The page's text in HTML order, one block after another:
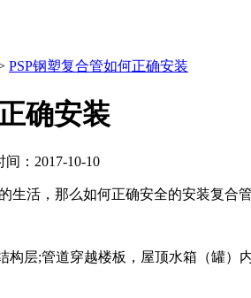
PSP钢塑复合管如何正确安装
确安装
间：2017-10-10
活，那么如何正确安全的安装复合
;管道穿越楼板，屋顶水箱（罐）内